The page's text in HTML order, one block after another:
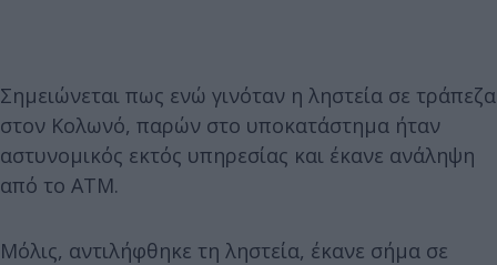
Σημειώνεται πως ενώ γινόταν η ληστεία σε τράπεζα
στον Κολωνό, παρών στο υποκατάστημα ήταν
αστυνομικός εκτός υπηρεσίας και έκανε ανάληψη
από το ΑΤΜ.
Μόλις, αντιλήφθηκε τη ληστεία, έκανε σήμα σε